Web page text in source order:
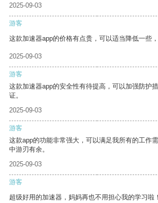
2025-09-03
游客
这款加速器app的价格有点贵，可以适当降低一些
2025-09-03
游客
这款加速器app的安全性有待提高，可以加强防护
证。
2025-09-03
游客
这款app的功能非常强大，可以满足我所有的工作
中游刃有余。
2025-09-03
游客
超级好用的加速器，妈妈再也不用担心我的学习啦！